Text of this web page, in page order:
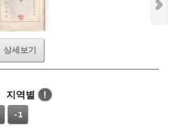
상세보기
지역별
!
-1